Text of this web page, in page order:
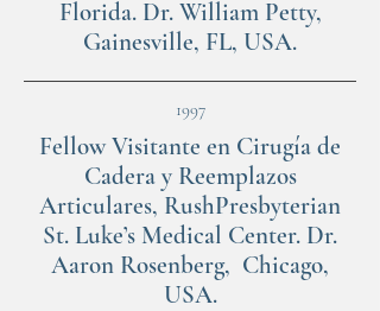
Florida. Dr. William Petty,
Gainesville, FL, USA.
1997
Fellow Visitante en Cirugía de
Cadera y Reemplazos
Articulares, RushPresbyterian
St. Luke’s Medical Center. Dr.
Aaron Rosenberg, Chicago,
USA.